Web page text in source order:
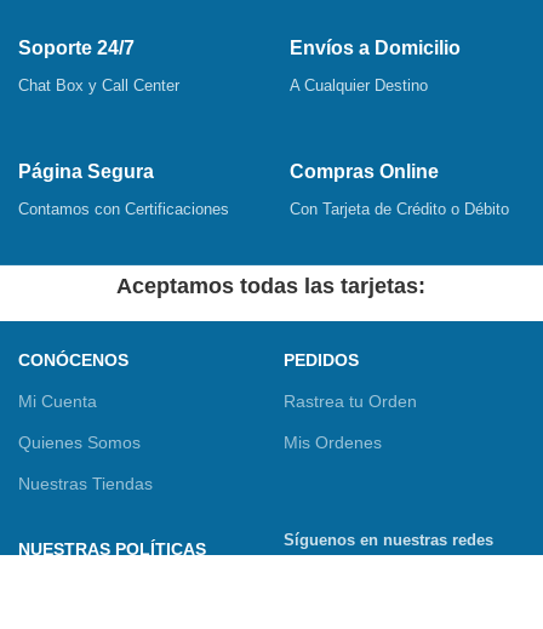
Soporte 24/7
Chat Box y Call Center
Envíos a Domicilio
A Cualquier Destino
Página Segura
Contamos con Certificaciones
Compras Online
Con Tarjeta de Crédito o Débito
Aceptamos todas las tarjetas:
CONÓCENOS
Mi Cuenta
Quienes Somos
Nuestras Tiendas
PEDIDOS
Rastrea tu Orden
Mis Ordenes
NUESTRAS POLÍTICAS
Síguenos en nuestras redes